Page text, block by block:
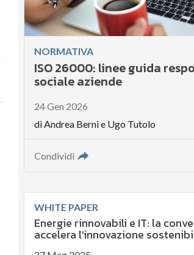
NORMATIVA
ISO 26000: linee guida
sociale aziende
24 Gen 2026
di Andrea Bernie Ugo Tutolo
Condividi
WHITE PAPER
Energie rinnovabili e IT: la
accelera l’innovazione